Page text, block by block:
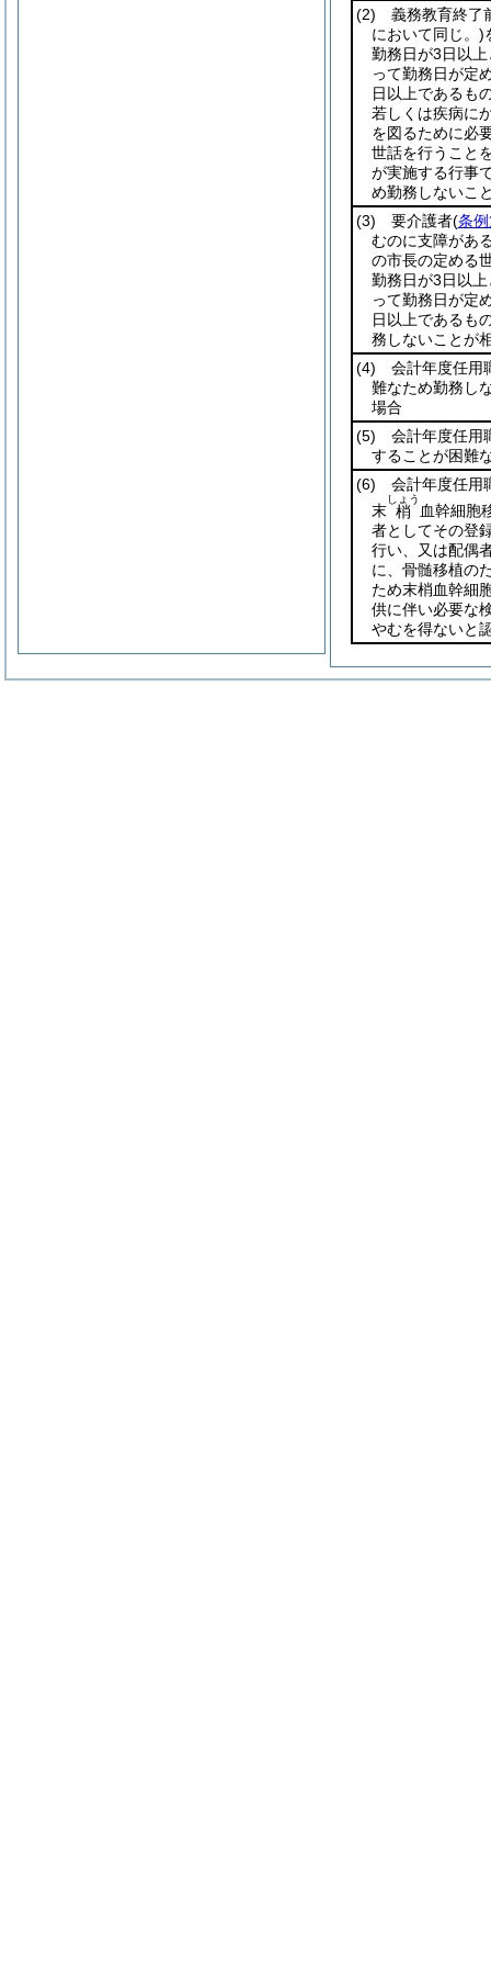
(2) 義務教育終了
において同じ。)
勤務日が3日以
って勤務日が定
日以上であるも
若しくは疾病に
を図るために必
世話を行うこと
が実施する行事
め勤務しないこ
(3) 要介護者(条
むのに支障があ
の市長の定める
勤務日が3日以
って勤務日が定
日以上であるも
務しないことが
(4) 会計年度任用
難なため勤務し
場合
(5) 会計年度任用
することが困難
(6) 会計年度任用
末 梢
しょう
血幹細胞
者としてその登
行い、又は配偶
に、骨髄移植の
ため末梢血幹細
供に伴い必要な
やむを得ないと